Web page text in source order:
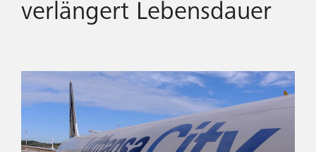
verlängert Lebensdauer